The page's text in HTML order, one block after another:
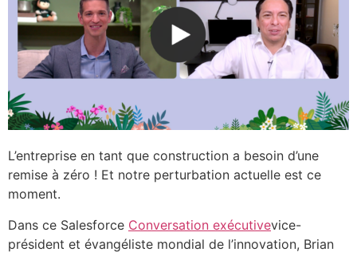
L’entreprise en tant que construction a besoin d’une
remise à zéro ! Et notre perturbation actuelle est ce
moment.
Dans ce Salesforce Conversation exécutivevice-
président et évangéliste mondial de l’innovation, Brian